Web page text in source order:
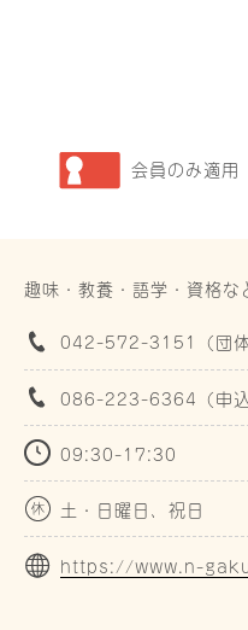
会員のみ適用
趣味・教養・語学・資格な
042-572-3151（団体
086-223-6364（申込
09:30-17:30
土・日曜日、祝日
https://www.n-